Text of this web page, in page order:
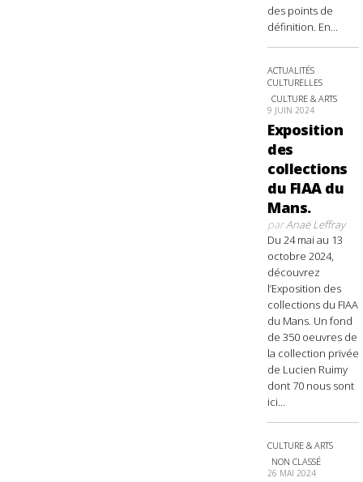
des points de
définition. En...
ACTUALITÉS
CULTURELLES
CULTURE & ARTS
9 JUIN 2024
Exposition
des
collections
du FIAA du
Mans.
parAnaë Leffray
Du 24 mai au 13
octobre 2024,
découvrez
l’Exposition des
collections du FIAA
du Mans. Un fond
de 350 oeuvres de
la collection privée
de Lucien Ruimy
dont 70 nous sont
ici...
CULTURE & ARTS
NON CLASSÉ
26 MAI 2024